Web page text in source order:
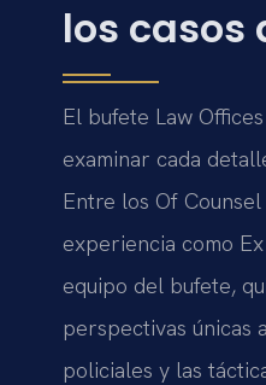
los casos
El bufete Law
examinar cada
Entre los Of
experiencia como
equipo del bufete,
perspectivas únicas
policiales y las